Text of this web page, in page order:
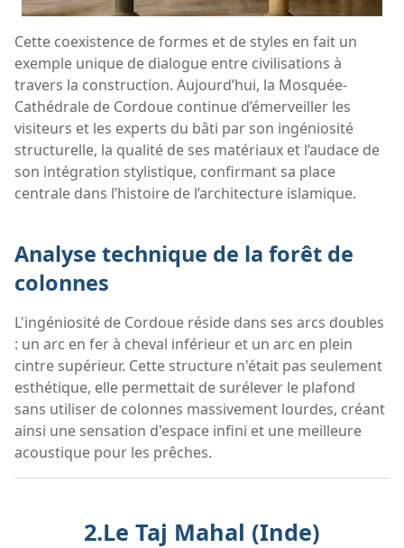
Cette coexistence de formes et de styles en fait un
exemple unique de dialogue entre civilisations à
travers la construction. Aujourd’hui, la Mosquée-
Cathédrale de Cordoue continue d’émerveiller les
visiteurs et les experts du bâti par son ingéniosité
structurelle, la qualité de ses matériaux et l’audace de
son intégration stylistique, confirmant sa place
centrale dans l’histoire de l’architecture islamique.
Analyse technique de la forêt de
colonnes
L'ingéniosité de Cordoue réside dans ses arcs doubles
: un arc en fer à cheval inférieur et un arc en plein
cintre supérieur. Cette structure n'était pas seulement
esthétique, elle permettait de surélever le plafond
sans utiliser de colonnes massivement lourdes, créant
ainsi une sensation d'espace infini et une meilleure
acoustique pour les prêches.
2.Le Taj Mahal (Inde)